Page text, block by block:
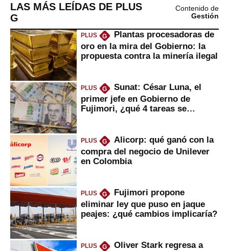
LAS MÁS LEÍDAS DE PLUS
G
Contenido de
Gestión
PLUS G
Plantas procesadoras de
oro en la mira del Gobierno: la
propuesta contra la minería ilegal
PLUS G
Sunat: César Luna, el
primer jefe en Gobierno de
Fujimori, ¿qué 4 tareas se
PLUS G
Alicorp: qué ganó con la
compra del negocio de Unilever
en Colombia
PLUS G
Fujimori propone
eliminar ley que puso en jaque
peajes: ¿qué cambios implicaría?
PLUS G
Oliver Stark regresa a